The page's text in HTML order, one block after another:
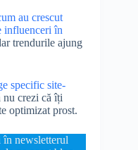
au crescut
influenceri în
trendurile ajung
specific site-
nu crezi că îți
optimizat prost.
în newsletterul